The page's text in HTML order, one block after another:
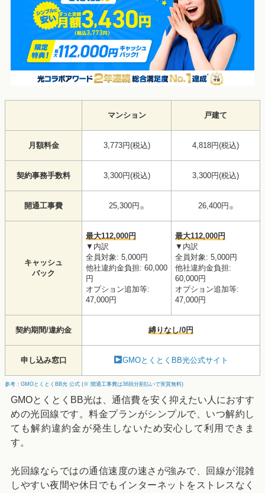
マンション 戸建て
月額料金 3,773円(税込) 4,818円(税込)
契約事務手数料 3,300円(税込) 3,300円(税込)
開通工事費 25,300円 ※ 26,400円 ※
キャッシュ
バック
最大112,000円
▼内訳
全員対象: 5,000円
他社違約金負担: 60,000
円
オプション追加等:
47,000円
最大112,000円
▼内訳
全員対象: 5,000円
他社違約金負担:
60,000円
オプション追加等:
47,000円
契約期間/違約金 縛りなし/0円
申し込み窓口 GMOとくとくBB光公式サイト
参考：GMOとくとくBB光 公式 (※ 開通工事費は36回分割払いで実質無料)
GMOとくとくBB光は、通信費を安く抑えたい人におすす
めの光回線です。料金プランがシンプルで、いつ解約し
ても解約違約金が発生しないため安心して利用できま
す。
光回線ならではの通信速度の速さが強みで、回線が混雑
しやすい夜間や休日でもインターネットをストレスなく